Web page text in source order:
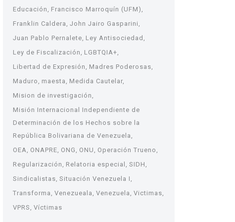
Educación
Francisco Marroquín (UFM)
Franklin Caldera
John Jairo Gasparini
Juan Pablo Pernalete Ley Antisociedad
Ley de Fiscalización
LGBTQIA+
Libertad de Expresión
Madres Poderosas
Maduro
maesta
Medida Cautelar
Mision de investigación
Misión Internacional Independiente de
Determinación de los Hechos sobre la
República Bolivariana de Venezuela
OEA ONAPRE ONG ONU
Operación Trueno
Regularización
Relatoria especial
SIDH
Sindicalistas Situación Venezuela I
Transforma
Venezueala Venezuela
Victimas
VPRS
Víctimas